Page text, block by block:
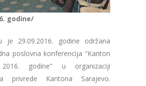
godine/
je 29.09.2016. godine održana
poslovna konferencija “Kanton
godine” u organizaciji
privrede Kantona Sarajevo.